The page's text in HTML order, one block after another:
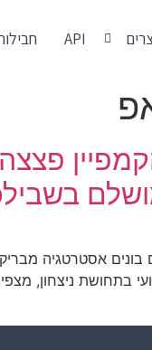
API
אסטרטגיה
בתחושת ניצחון,